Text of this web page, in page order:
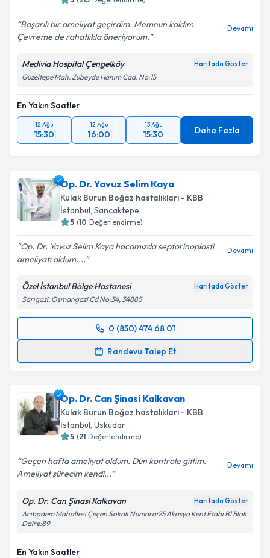
Başarılı bir ameliyat geçirdim. Memnun kaldım.
Çevreme de rahatlıkla öneriyorum.
Devamı
Medivia Hospital Çengelköy Haritada Göster
Güzeltepe Mah. Zübeyde Hanım Cad. No:15
En Yakın Saatler
12 Ağu
15:30
12 Ağu
16:00
13 Ağu
15:30 Daha Fazla
Op. Dr. Yavuz Selim Kaya
Kulak Burun Boğaz hastalıkları - KBB
İstanbul, Sancaktepe
5 (10 Değerlendirme)
Op. Dr. Yavuz Selim Kaya hocamızda septorinoplasti
ameliyatı oldum....
Devamı
Özel İstanbul Bölge Hastanesi Haritada Göster
Sarıgazi, Osmangazi Cd No:34, 34885
0 (850) 474 68 01
Randevu Talep Et
Randevu Takvimi Talebi
takvim hazırlandığında e-posta ile bilgilendireceğiz.
E-posta Adresiniz
kapsamda işlenmesini kabul ediyorum.
Takvim Talebini Gönder
Op. Dr. Can Şinasi Kalkavan
Kulak Burun Boğaz hastalıkları - KBB
İstanbul, Üsküdar
5 (21 Değerlendirme)
Geçen hafta ameliyat oldum. Dün kontrole gittim.
Ameliyat sürecim kendi...
Devamı
Op. Dr. Can Şinasi Kalkavan Haritada Göster
Acıbadem Mahallesi Çeçen Sokak Numara:25 Akasya Kent Etabı B1 Blok
Daire:89
En Yakın Saatler